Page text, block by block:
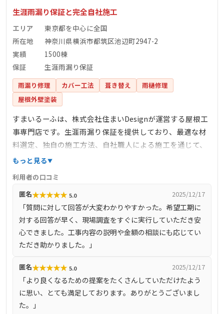
生涯雨漏り保証と完全自社施工
エリア
東京都を中心に全国
所在地
神奈川県横浜市都筑区池辺町2947-2
実績
1500棟
保証
生涯雨漏り保証
雨漏り修理 カバー工法 葺き替え
雨樋修理
屋根外壁塗装
すまいるーふは、株式会社住まいDesignが運営する屋根工
事専門店です。生涯雨漏り保証を提供しており、最適な材
料選定、独自の施工方法、自社職人による施工を通じて、
雨漏りしない住まいの安心を提供しています。完全自社施
任を持って施工を行っています。また、しつこい営業を一
切行わず、お客様のご要望に沿った最善の提案を心掛けて
います。
もっと見る
利用者の口コミ
匿名★★★★★ 5.0 2025/12/17
「質問に対して回答が大変わかりやすかった。希望工期に
対する回答が早く、現場調査をすぐに実行していただき安
心できました。工事内容の説明や金額の相談にも応じてい
ただき助かりました。」
匿名★★★★★ 5.0 2025/12/17
「より良くなるための提案をたくさんしていただけたよう
に思い、とても満足しております。ありがとうございまし
た。」